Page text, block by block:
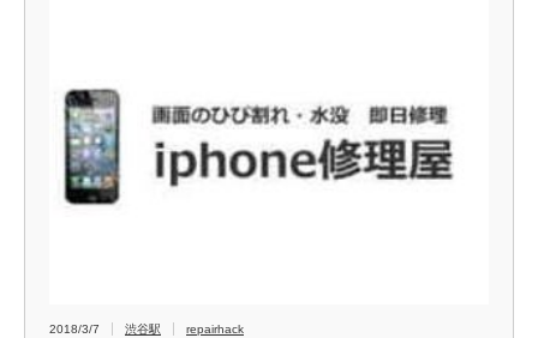
2018/3/7 渋谷駅 repairhack